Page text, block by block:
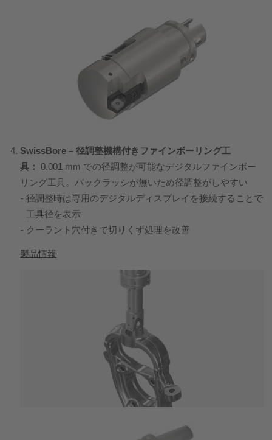
SwissBore – 径調整機構付きファインボーリング工
具： 0.001 mm での径調整が可能なデジタルファインボー
リング工具。バックラッシが無いため径調整がしやすい
径調整時は専用のデジタルディスプレイを接続することで
工具径を表示
クーラント穴付きで切りくず処理を改善
製品情報